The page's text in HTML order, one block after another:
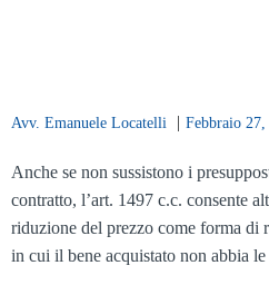
Avv. Emanuele Locatelli | Febbraio 27,
Anche se non sussistono i
contratto, l’art. 1497 c.c. consente
riduzione del prezzo come forma di
in cui il bene acquistato non abbia le